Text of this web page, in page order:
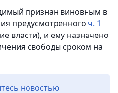
признан виновным в
предусмотренного ч. 1
власти), и ему назначено
свободы сроком на
новостью